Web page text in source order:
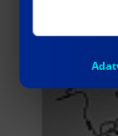
március